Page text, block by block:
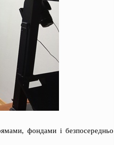
фондами і безпосередньо